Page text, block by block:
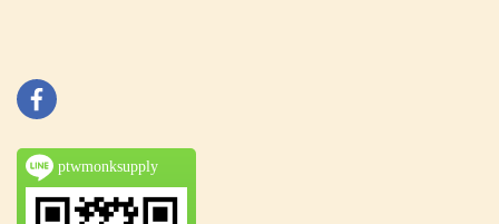
ptwmonksupply